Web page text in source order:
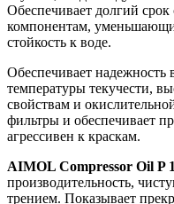
Обеспечивает долгий
компонентам,
стойкость к воде.
Обеспечивает надежность
температуры текучести,
свойствам и
фильтры и обеспечивает
агрессивен к краскам.
AIMOL Compressor Oil P
производительность,
трением. Показывает